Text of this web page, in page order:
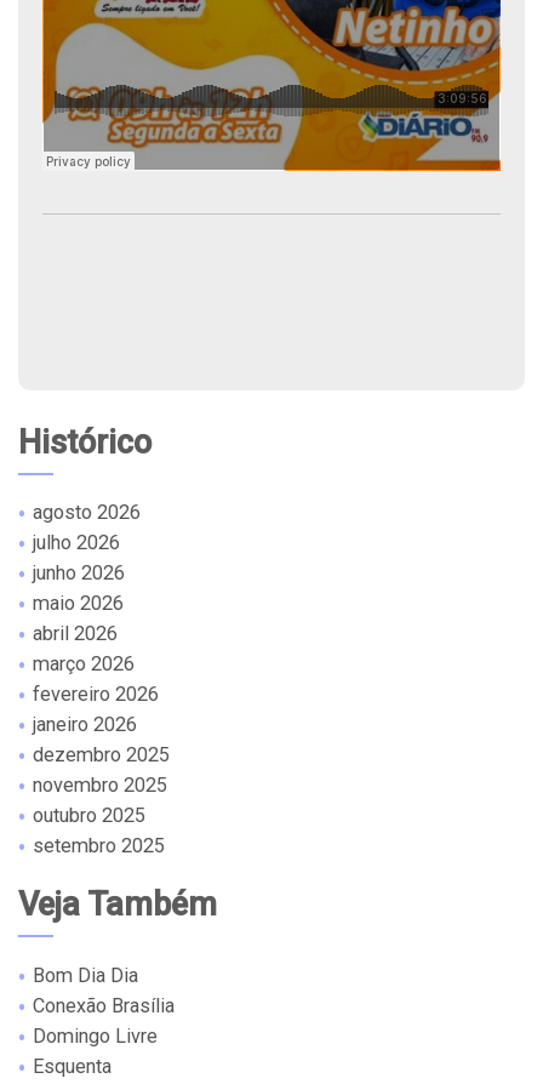
Histórico
agosto 2026
julho 2026
junho 2026
maio 2026
abril 2026
março 2026
fevereiro 2026
janeiro 2026
dezembro 2025
novembro 2025
outubro 2025
setembro 2025
Veja Também
Bom Dia Dia
Conexão Brasília
Domingo Livre
Esquenta